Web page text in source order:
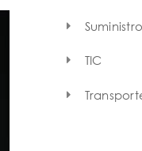
TIC